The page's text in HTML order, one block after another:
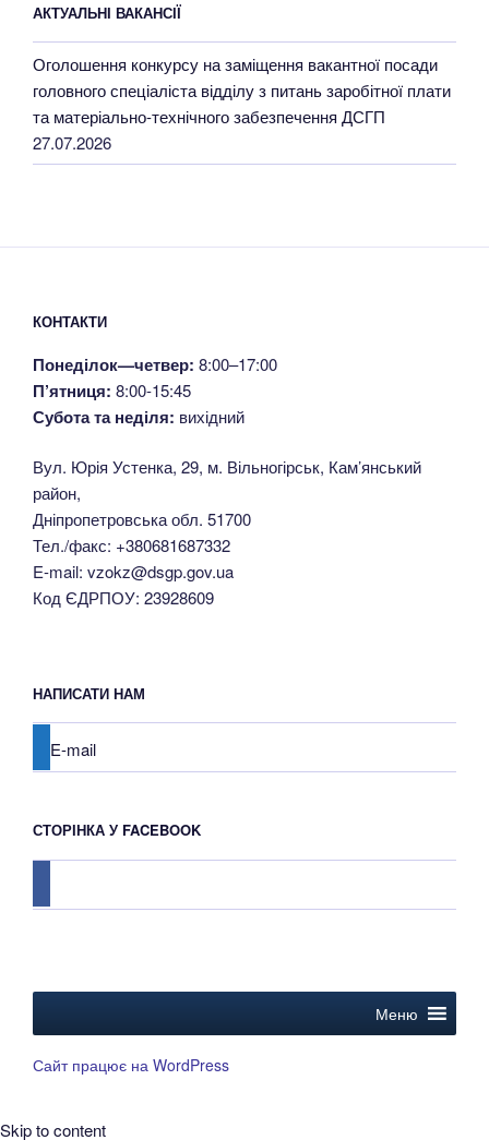
АКТУАЛЬНІ ВАКАНСІЇ
Оголошення конкурсу на заміщення вакантної посади
головного спеціаліста відділу з питань заробітної плати
та матеріально-технічного забезпечення ДСГП
27.07.2026
КОНТАКТИ
Понеділок—четвер: 8:00–17:00
П’ятниця: 8:00-15:45
Субота та неділя: вихідний
Вул. Юрія Устенка, 29, м. Вільногірськ, Кам’янський
район,
Дніпропетровська обл. 51700
Тел./факс: +380681687332
E-mail: vzokz@dsgp.gov.ua
Код ЄДРПОУ: 23928609
НАПИСАТИ НАМ
E-mail
СТОРІНКА У FACEBOOK
Меню
Сайт працює на WordPress
Skip to content